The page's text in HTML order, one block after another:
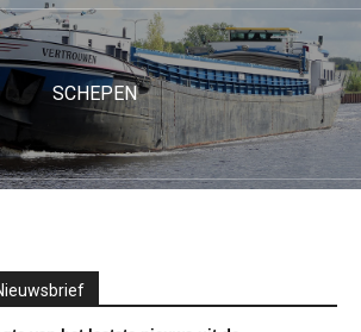
SCHEPEN